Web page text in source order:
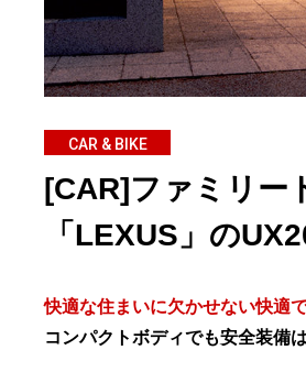
CAR & BIKE
[CAR]ファミリー
「LEXUS」の
快適な住まいに欠かせない快適
コンパクトボディでも安全装備